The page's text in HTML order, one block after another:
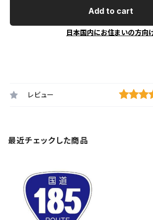
Add to cart
日本国内にお住まいの方向
レビュー
最近チェックした商品